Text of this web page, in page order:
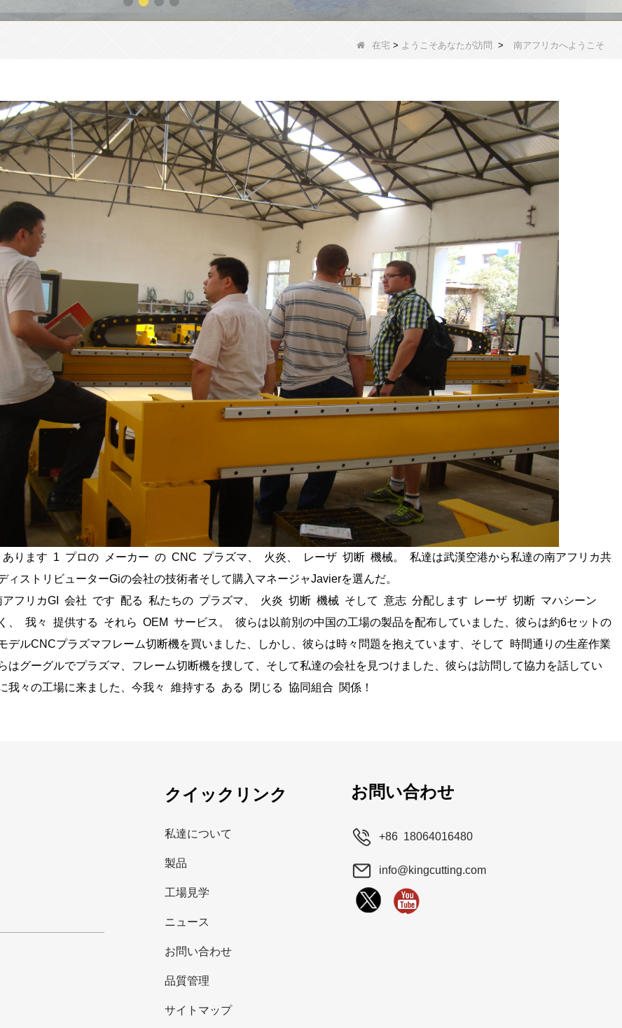
在宅 > ようこそあなたが訪問 > 南アフリカへようこそ
あります 1 プロのメーカー のCNC プラズマ、 火炎、 レーザ切断機械。
私達は武漢空港から私達の南アフリカ共
ィストリビューターGiの会社の技術者そして購入マネージャJavierを選んだ。
アフリカGI
会社 です 配る 私たちのプラズマ、 火炎 切断機械そして 意志分配します レーザ切断マハシーン
我々 提供する それら OEM サービス。
彼らは以前別の中国の工場の製品を配布していました、彼らは約6セットの
デルCNCプラズマフレーム切断機を買いました、しかし、彼らは時々問題を抱えています、そして 時間通りの生産作業
はグーグルでプラズマ、フレーム切断機を捜して、そして私達の会社を見つけました、彼らは訪問して協力を話してい
我々の工場に来ました、今我々
維持する ある 閉じる 協同組合 関係！
クイックリンク
私達について
製品
工場見学
ニュース
お問い合わせ
品質管理
サイトマップ
お問い合わせ
+86 18064016480
info@kingcutting.com